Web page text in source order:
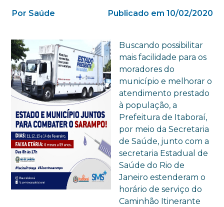
Por Saúde Publicado em 10/02/2020
Buscando possibilitar
mais facilidade para os
moradores do
município e melhorar o
atendimento prestado
à população, a
Prefeitura de Itaboraí,
por meio da Secretaria
de Saúde, junto com a
secretaria Estadual de
Saúde do Rio de
Janeiro estenderam o
horário de serviço do
Caminhão Itinerante